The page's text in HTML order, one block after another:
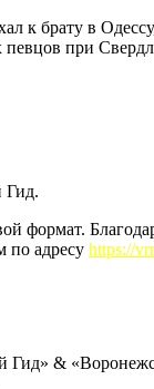
к брату в
при
Гид.
формат.
по адресу https://
Гид» &